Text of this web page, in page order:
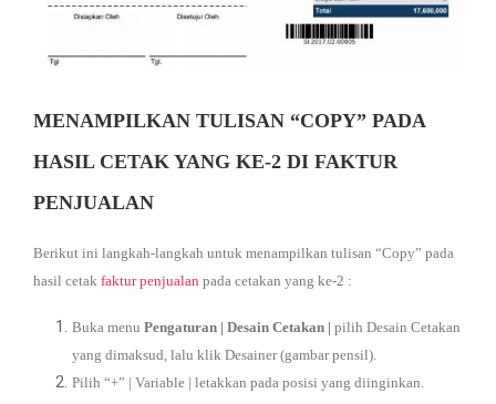
MENAMPILKAN TULISAN “COPY” PADA
HASIL CETAK YANG KE-2 DI FAKTUR
PENJUALAN
Berikut ini langkah-langkah untuk menampilkan tulisan “Copy” pada
hasil cetak faktur penjualan pada cetakan yang ke-2 :
Buka menu Pengaturan | Desain Cetakan | pilih Desain Cetakan
yang dimaksud, lalu klik Desainer (gambar pensil).
Pilih “+” | Variable | letakkan pada posisi yang diinginkan.